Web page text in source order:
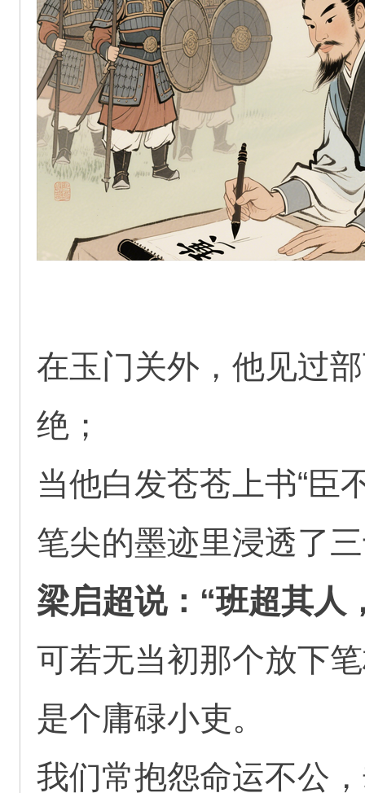
在玉门关外，他见过
绝；
当他白发苍苍上书“臣
笔尖的墨迹里浸透了
梁启超说：“班超其人
可若无当初那个放下
是个庸碌小吏。
我们常抱怨命运不公